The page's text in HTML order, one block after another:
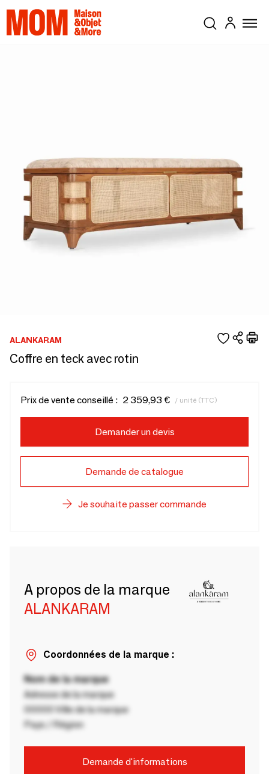
ALANKARAM
Coffre en teck avec rotin
Prix de vente conseillé : 2 359,93 € / unité (TTC)
Demander un devis
Demande de catalogue
Je souhaite passer commande
A propos de la marque
ALANKARAM
Coordonnées de la marque :
Nom de la marque
Adresse de la marque
00000 Ville de la marque
Pays / Région
Demande d'informations